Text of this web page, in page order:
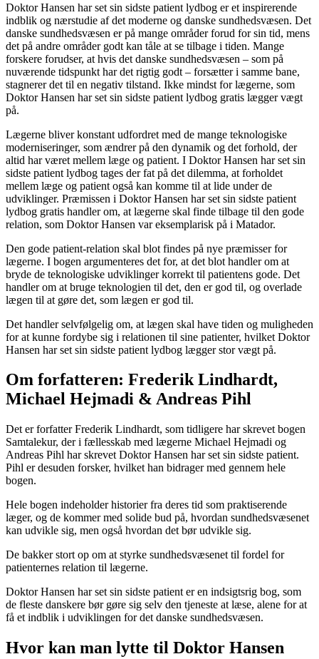
Doktor Hansen har set sin sidste patient lydbog er et inspirerende
indblik og nærstudie af det moderne og danske sundhedsvæsen. Det
danske sundhedsvæsen er på mange områder forud for sin tid, mens
det på andre områder godt kan tåle at se tilbage i tiden. Mange
forskere forudser, at hvis det danske sundhedsvæsen – som på
nuværende tidspunkt har det rigtig godt – forsætter i samme bane,
stagnerer det til en negativ tilstand. Ikke mindst for lægerne, som
Doktor Hansen har set sin sidste patient lydbog gratis lægger vægt
på.
Lægerne bliver konstant udfordret med de mange teknologiske
moderniseringer, som ændrer på den dynamik og det forhold, der
altid har været mellem læge og patient. I Doktor Hansen har set sin
sidste patient lydbog tages der fat på det dilemma, at forholdet
mellem læge og patient også kan komme til at lide under de
udviklinger. Præmissen i Doktor Hansen har set sin sidste patient
lydbog gratis handler om, at lægerne skal finde tilbage til den gode
relation, som Doktor Hansen var eksemplarisk på i Matador.
Den gode patient-relation skal blot findes på nye præmisser for
lægerne. I bogen argumenteres det for, at det blot handler om at
bryde de teknologiske udviklinger korrekt til patientens gode. Det
handler om at bruge teknologien til det, den er god til, og overlade
lægen til at gøre det, som lægen er god til.
Det handler selvfølgelig om, at lægen skal have tiden og muligheden
for at kunne fordybe sig i relationen til sine patienter, hvilket Doktor
Hansen har set sin sidste patient lydbog lægger stor vægt på.
Om forfatteren: Frederik Lindhardt,
Michael Hejmadi & Andreas Pihl
Det er forfatter Frederik Lindhardt, som tidligere har skrevet bogen
Samtalekur, der i fællesskab med lægerne Michael Hejmadi og
Andreas Pihl har skrevet Doktor Hansen har set sin sidste patient.
Pihl er desuden forsker, hvilket han bidrager med gennem hele
bogen.
Hele bogen indeholder historier fra deres tid som praktiserende
læger, og de kommer med solide bud på, hvordan sundhedsvæsenet
kan udvikle sig, men også hvordan det bør udvikle sig.
De bakker stort op om at styrke sundhedsvæsenet til fordel for
patienternes relation til lægerne.
Doktor Hansen har set sin sidste patient er en indsigtsrig bog, som
de fleste danskere bør gøre sig selv den tjeneste at læse, alene for at
få et indblik i udviklingen for det danske sundhedsvæsen.
Hvor kan man lytte til Doktor Hansen